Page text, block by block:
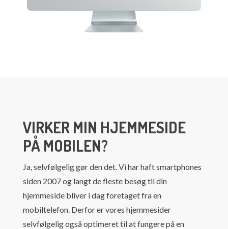
VIRKER MIN HJEMMESIDE
PÅ MOBILEN?
Ja, selvfølgelig gør den det. Vi har haft smartphones
siden 2007 og langt de fleste besøg til din
hjemmeside bliver i dag foretaget fra en
mobiltelefon. Derfor er vores hjemmesider
selvfølgelig også optimeret til at fungere på en